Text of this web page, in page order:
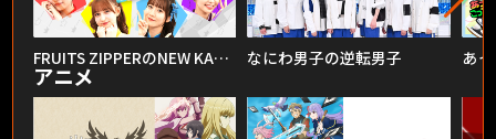
FRUITS ZIPPERのNEW KAWAIIってしてよ？ なにわ男子の逆転男子 あ
アニメ